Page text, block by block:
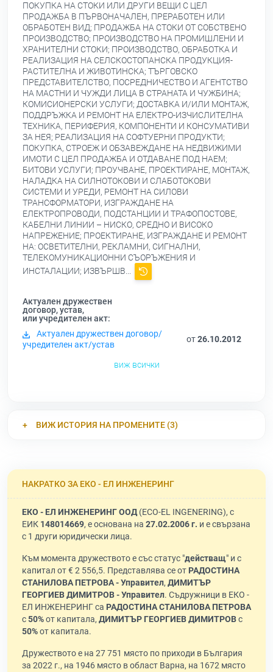
ПОКУПКА НА СТОКИ ИЛИ ДРУГИ ВЕЩИ С ЦЕЛ
ПРОДАЖБА В ПЪРВОНАЧАЛЕН, ПРЕРАБОТЕН ИЛИ
ОБРАБОТЕН ВИД; ПРОДАЖБА НА СТОКИ ОТ СОБСТВЕНО
ПРОИЗВОДСТВО; ПРОИЗВОДСТВО НА ПРОМИШЛЕНИ И
ХРАНИТЕЛНИ СТОКИ; ПРОИЗВОДСТВО, ОБРАБОТКА И
РЕАЛИЗАЦИЯ НА СЕЛСКОСТОПАНСКА ПРОДУКЦИЯ-
РАСТИТЕЛНА И ЖИВОТИНСКА; ТЪРГОВСКО
ПРЕДСТАВИТЕЛСТВО, ПОСРЕДНИЧЕСТВО И АГЕНТСТВО
НА МАСТНИ И ЧУЖДИ ЛИЦА В СТРАНАТА И ЧУЖБИНА;
КОМИСИОНЕРСКИ УСЛУГИ; ДОСТАВКА И/ИЛИ МОНТАЖ,
ПОДДРЪЖКА И РЕМОНТ НА ЕЛЕКТРО-ИЗЧИСЛИТЕЛНА
ТЕХНИКА, ПЕРИФЕРИЯ, КОМПОНЕНТИ И КОНСУМАТИВИ
ЗА НЕЯ; РЕАЛИЗАЦИЯ НА СОФТУЕРНИ ПРОДУКТИ;
ПОКУПКА, СТРОЕЖ И ОБЗАВЕЖДАНЕ НА НЕДВИЖИМИ
ИМОТИ С ЦЕЛ ПРОДАЖБА И ОТДАВАНЕ ПОД НАЕМ;
БИТОВИ УСЛУГИ; ПРОУЧВАНЕ, ПРОЕКТИРАНЕ, МОНТАЖ,
НАЛАДКА НА СИЛНОТОКОВИ И СЛАБОТОКОВИ
СИСТЕМИ И УРЕДИ, РЕМОНТ НА СИЛОВИ
ТРАНСФОРМАТОРИ, ИЗГРАЖДАНЕ НА
ЕЛЕКТРОПРОВОДИ, ПОДСТАНЦИИ И ТРАФОПОСТОВЕ,
КАБЕЛНИ ЛИНИИ – НИСКО, СРЕДНО И ВИСОКО
НАПРЕЖЕНИЕ; ПРОЕКТИРАНЕ, ИЗГРАЖДАНЕ И РЕМОНТ
НА: ОСВЕТИТЕЛНИ, РЕКЛАМНИ, СИГНАЛНИ,
ТЕЛЕКОМУНИКАЦИОННИ СЪОРЪЖЕНИЯ И
ИНСТАЛАЦИИ; ИЗВЪРШВ...
Актуален дружествен
договор, устав,
или учредителен акт:
Актуален дружествен договор/
учредителен акт/устав
от26.10.2012
виж всички
ВИЖ ИСТОРИЯ НА ПРОМЕНИТЕ (3)
НАКРАТКО ЗА ЕКО - ЕЛ ИНЖЕНЕРИНГ
ЕКО - ЕЛ ИНЖЕНЕРИНГ ООД(ECO-EL INGENERING), с
ЕИК 148014669, е основана на 27.02.2006 г. и е свързана
с 1 други юридически лица.
Към момента дружеството е със статус "действащ" и с
капитал от € 2 556,5. Представлява се от РАДОСТИНА
СТАНИЛОВА ПЕТРОВА - Управител, ДИМИТЪР
ГЕОРГИЕВ ДИМИТРОВ - Управител. Съдружници в ЕКО -
ЕЛ ИНЖЕНЕРИНГ са РАДОСТИНА СТАНИЛОВА ПЕТРОВА
с50%от капитала, ДИМИТЪР ГЕОРГИЕВ ДИМИТРОВс
50%от капитала.
Дружеството е на 27 751 място по приходи в България
за 2022 г., на 1946 място в област Варна, на 1672 място